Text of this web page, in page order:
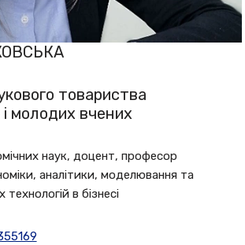
товариства
молодих вчених
наук, доцент, професор
аналітики, моделювання та
технологій в бізнесі